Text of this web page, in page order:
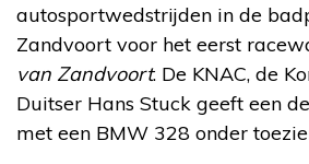
autosportwedstrijden in de
Zandvoort voor het eerst
van Zandvoort. De KNAC, de
Duitser Hans Stuck geeft een
met een BMW 328 onder